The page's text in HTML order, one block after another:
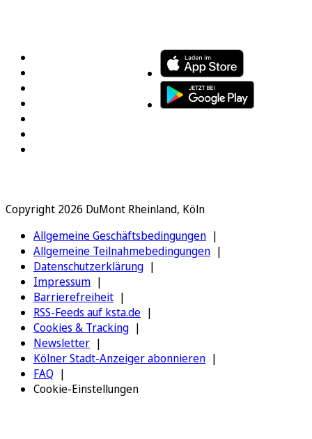
Copyright 2026 DuMont Rheinland, Köln
Allgemeine Geschäftsbedingungen
Allgemeine Teilnahmebedingungen
Datenschutzerklärung
Impressum
Barrierefreiheit
RSS-Feeds auf ksta.de
Cookies & Tracking
Newsletter
Kölner Stadt-Anzeiger abonnieren
FAQ
Cookie-Einstellungen